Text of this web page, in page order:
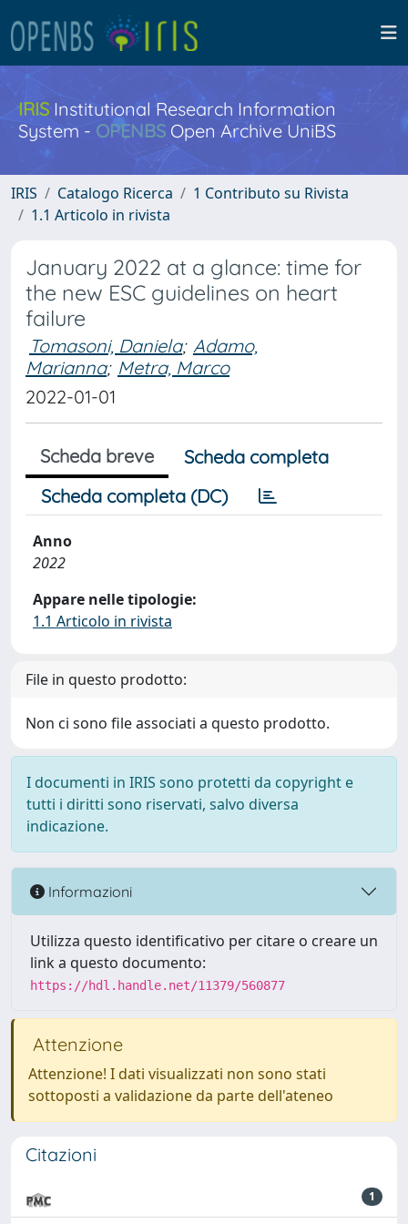
IRISInstitutional Research Information
System - OPENBS Open Archive UniBS
IRIS Catalogo Ricerca
1 Contributo su Rivista
1.1 Articolo in rivista
January 2022 at a glance: time for
the new ESC guidelines on heart
failure
Tomasoni, Daniela; Adamo,
Marianna; Metra, Marco
2022-01-01
Scheda breve
Scheda completa
Scheda completa (DC)
Anno
2022
Appare nelle tipologie:
1.1 Articolo in rivista
File in questo prodotto:
Non ci sono file associati a questo prodotto.
I documenti in IRIS sono protetti da copyright e
tutti i diritti sono riservati, salvo diversa
indicazione.
Informazioni
Utilizza questo identificativo per citare o creare un
link a questo documento:
https://hdl.handle.net/11379/560877
Attenzione
Attenzione! I dati visualizzati non sono stati
sottoposti a validazione da parte dell'ateneo
Citazioni
1